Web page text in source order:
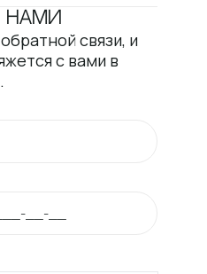
нами
связи, и
с вами в